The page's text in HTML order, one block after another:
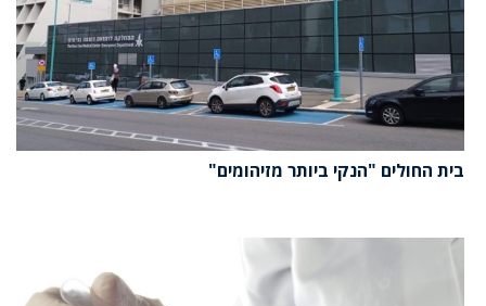
בית החולים "הנקי ביותר מזיהומים"